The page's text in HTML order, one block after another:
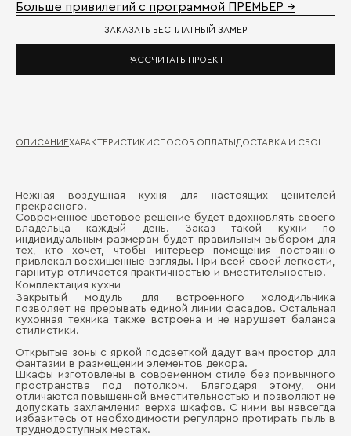
Больше привилегий с программой ПРЕМЬЕР →
ЗАКАЗАТЬ БЕСПЛАТНЫЙ ЗАМЕР
РАССЧИТАТЬ ПРОЕКТ
ОПИСАНИЕХАРАКТЕРИСТИКИСПОСОБ ОПЛАТЫДОСТАВКА И СБОРКА
Нежная воздушная кухня для настоящих ценителей
прекрасного.
Современное цветовое решение будет вдохновлять своего
владельца каждый день. Заказ такой кухни по
индивидуальным размерам будет правильным выбором для
тех, кто хочет, чтобы интерьер помещения постоянно
привлекал восхищенные взгляды. При всей своей легкости,
гарнитур отличается практичностью и вместительностью.
Комплектация кухни
Закрытый модуль для встроенного холодильника
позволяет не прерывать единой линии фасадов. Остальная
кухонная техника также встроена и не нарушает баланса
стилистики.
Открытые зоны с яркой подсветкой дадут вам простор для
фантазии в размещении элементов декора.
Шкафы изготовлены в современном стиле без привычного
пространства под потолком. Благодаря этому, они
отличаются повышенной вместительностью и позволяют не
допускать захламления верха шкафов. С ними вы навсегда
избавитесь от необходимости регулярно протирать пыль в
труднодоступных местах.